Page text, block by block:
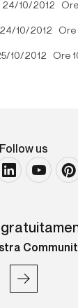
10/2012 Ore
10/2012 Ore
10/2012 Ore
Follow us